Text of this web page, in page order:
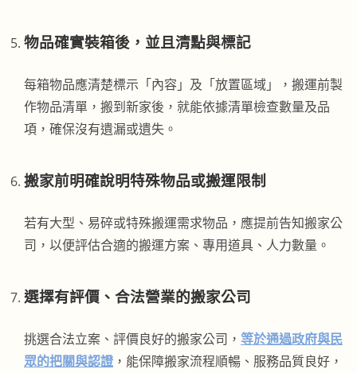
物品確實裝箱後，並且清點與標記
每箱物品應清楚標示「內容」及「放置區域」，搬運前製
作物品清單，搬到新家後，就能依據清單檢查數量及品
項，確保沒有遺漏或遺失。
搬家前明確說明特殊物品或搬運限制
若有大型、易碎或特殊搬運需求物品，應提前告知搬家公
司，以便評估合適的搬運方案、專用道具、人力數量。
選擇有評價、合法營業的搬家公司
挑選合法立案、評價良好的搬家公司， 等於通過政府與民
眾的把關與認證 ，能保障搬家流程順暢、服務品質良好，